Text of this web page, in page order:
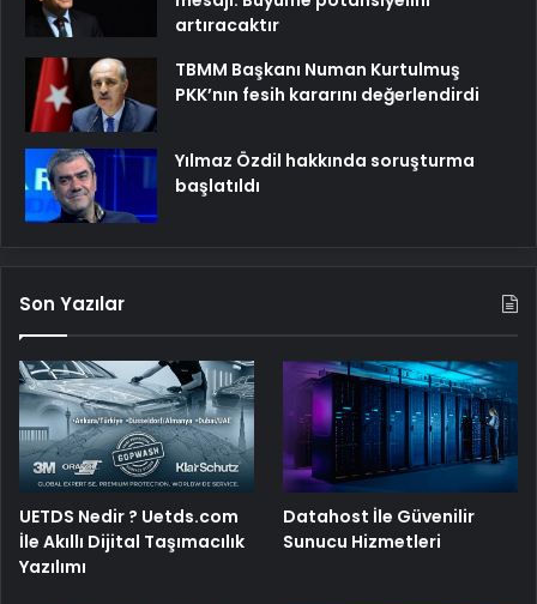
artıracaktır
TBMM Başkanı Numan Kurtulmuş
PKK’nın fesih kararını değerlendirdi
Yılmaz Özdil hakkında soruşturma
başlatıldı
Son Yazılar
UETDS Nedir ? Uetds.com
İle Akıllı Dijital Taşımacılık
Yazılımı
Datahost İle Güvenilir
Sunucu Hizmetleri